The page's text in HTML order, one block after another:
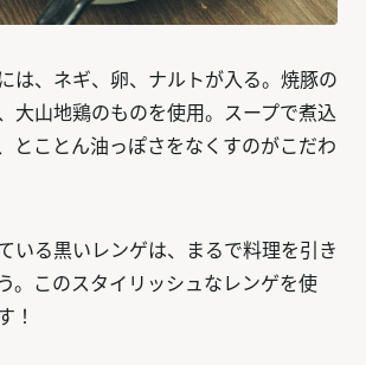
は、ネギ、卵、ナルトが入る。焼豚の
大山地鶏のものを使用。スープで煮込
とことん油っぽさをなくすのがこだわ
いる黒いレンゲは、まるで料理を引き
。このスタイリッシュなレンゲを使
！